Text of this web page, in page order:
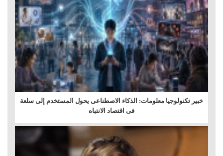
خبير تكنولوجيا معلومات: الذكاء الاصطناعى يحول المستخدم إلى سلعة
فى اقتصاد الانتباه